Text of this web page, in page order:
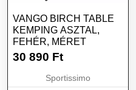
VANGO BIRCH TABLE
KEMPING ASZTAL,
FEHÉR, MÉRET
30 890 Ft
Sportissimo